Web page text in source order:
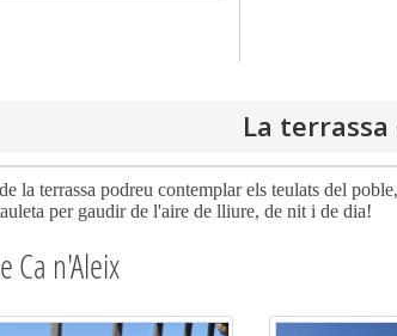
La terrassa
la terrassa podreu contemplar els teulats del
per gaudir de l'aire de lliure, de nit i de dia!
Ca n'Aleix